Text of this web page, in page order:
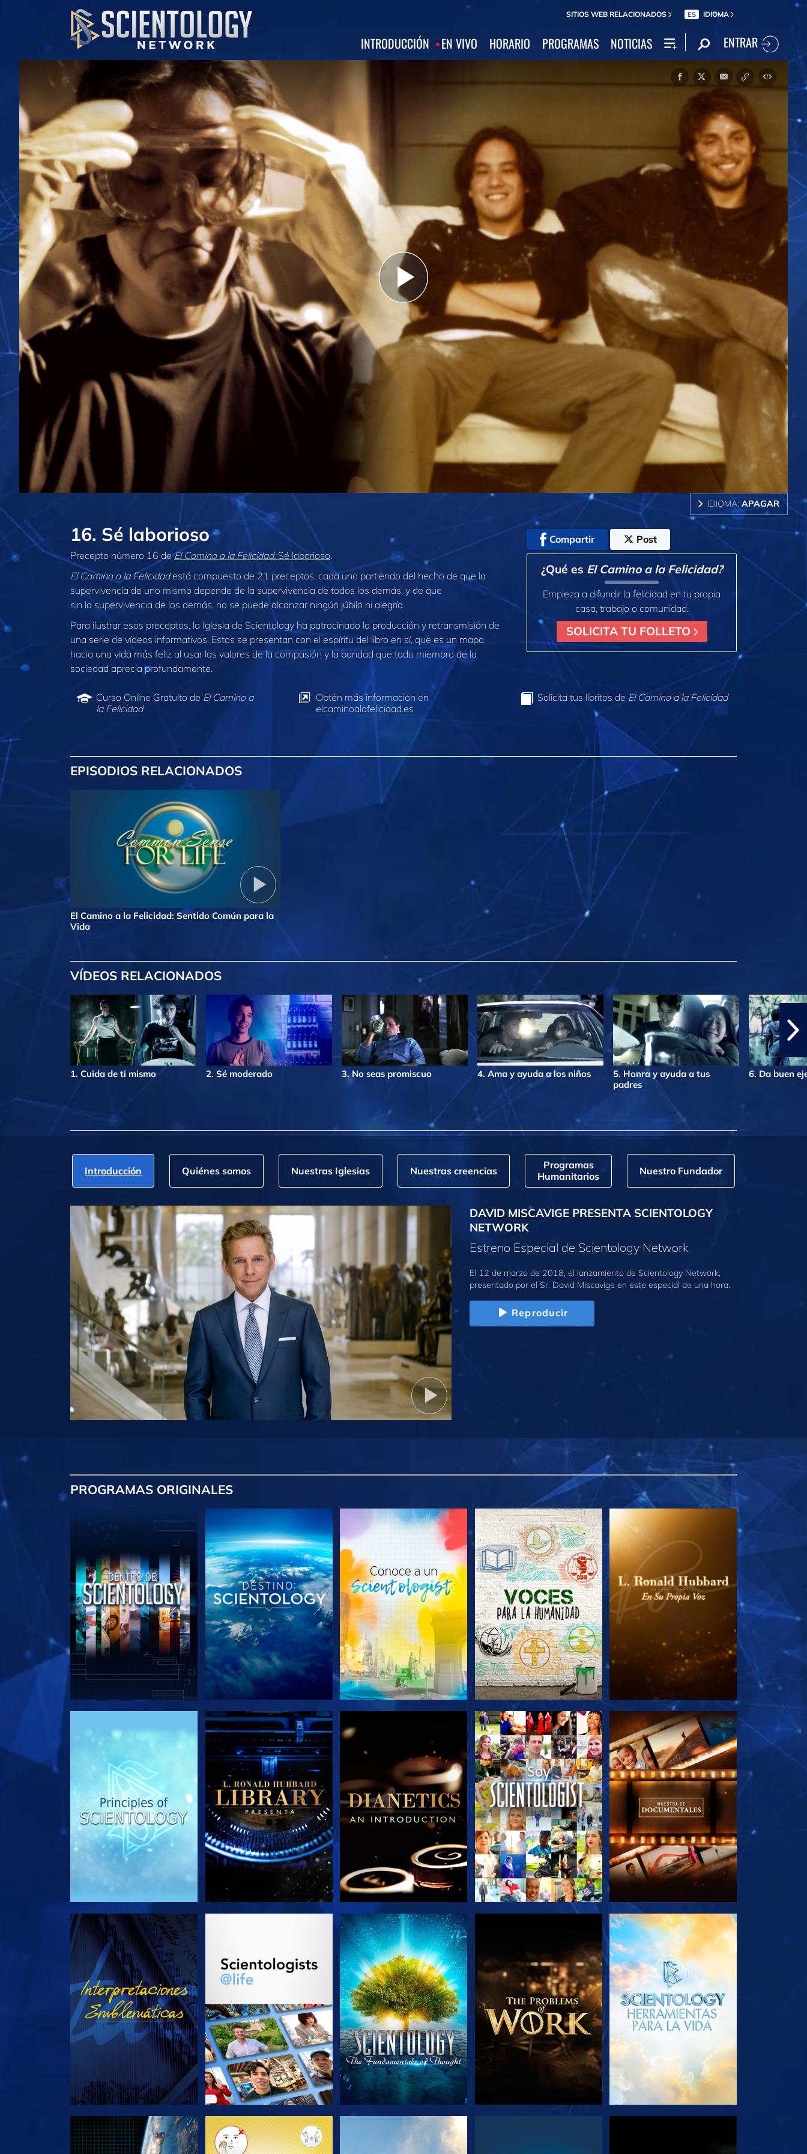
SITIOS WEB RELACIONADOS ES IDIOMA
INTRODUCCIÓN EN VIVO HORARIO PROGRAMAS NOTICIAS ENTRAR
Play
Video
IDIOMA: APAGAR
16. Sé laborioso
Precepto número 16 deEl Camino a la Felicidad:Sé laborioso.
El Camino a la Felicidadestá compuesto de 21 preceptos, cada uno partiendo del hecho de que la
supervivencia de uno mismo depende de la supervivencia de todos los demás, y de que
sin la supervivencia de los demás, no se puede alcanzar ningún júbilo ni alegría.
Para ilustrar esos preceptos, la Iglesia de Scientology ha patrocinado la producción y retransmisión de
una serie de vídeos informativos. Estos se presentan con el espíritu del libro en sí, que es un mapa
hacia una vida más feliz al usar los valores de la compasión y la bondad que todo miembro de la
sociedad aprecia profundamente.
Compartir Post
¿Qué es El Camino a la Felicidad?
Empieza a difundir la felicidad en tu propia
casa, trabajo o comunidad.
SOLICITA TU FOLLETO
Curso Online Gratuito de El Camino a
la Felicidad
Obtén más información en
elcaminoalafelicidad.es
Solicita tus libritos de El Camino a la Felicidad
EPISODIOS RELACIONADOS
El Camino a la Felicidad: Sentido Común para la
Vida
VÍDEOS RELACIONADOS
1. Cuida de ti mismo 2. Sé moderado 3. No seas promiscuo 4. Ama y ayuda a los niños
5. Honra y ayuda a tus
padres
6. Da buen
Introducción Quiénes somos Nuestras Iglesias Nuestras creencias
Programas
Humanitarios
Nuestro Fundador
DAVID MISCAVIGE PRESENTA SCIENTOLOGY
NETWORK
Estreno Especial de Scientology Network
El 12 de marzo de 2018, el lanzamiento de Scientology Network,
presentado por el Sr. David Miscavige en este especial de una hora.
Reproducir
PROGRAMAS ORIGINALES
EXPLORA LAS SERIES EXPLORA LAS SERIES EXPLORA LAS SERIES EXPLORA LAS SERIES EXPLORA LAS SERIES
VE EXPLORA LAS SERIES
EXPLORA LAS SERIES EXPLORA LAS SERIES